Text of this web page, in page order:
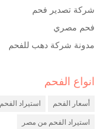
شركة تصدير فحم
فحم مصري
مدونة شركة دهب للفحم
انواع الفحم
أسعار الفحم استيراد الفحم
استيراد الفحم من مصر